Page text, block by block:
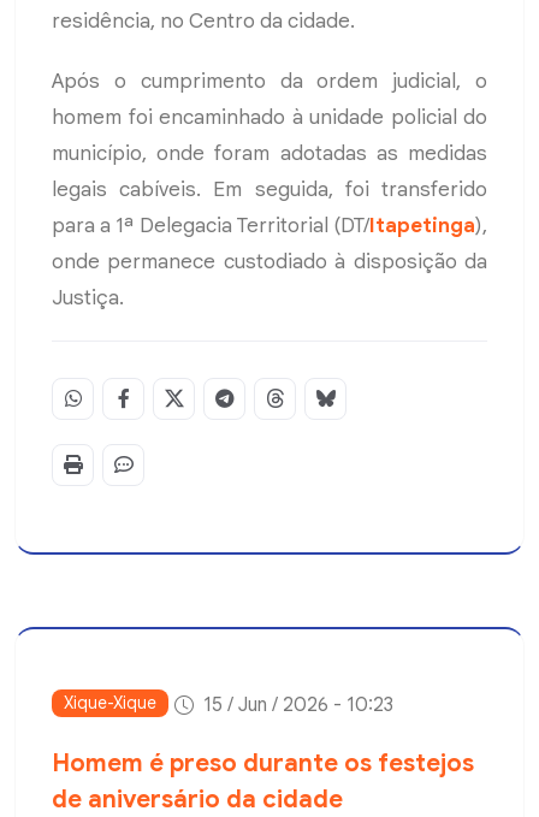
residência, no Centro da cidade.
Após o cumprimento da ordem judicial, o
homem foi encaminhado à unidade policial do
município, onde foram adotadas as medidas
legais cabíveis. Em seguida, foi transferido
para a 1ª Delegacia Territorial (DT/Itapetinga),
onde permanece custodiado à disposição da
Justiça.
Xique-Xique 15 / Jun / 2026 - 10:23
Homem é preso durante os festejos
de aniversário da cidade